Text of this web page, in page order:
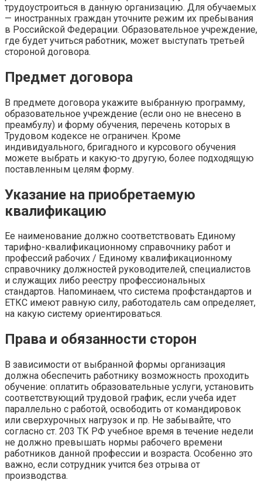
трудоустроиться в данную организацию. Для обучаемых
— иностранных граждан уточните режим их пребывания
в Российской Федерации. Образовательное учреждение,
где будет учиться работник, может выступать третьей
стороной договора.
Предмет договора
В предмете договора укажите выбранную программу,
образовательное учреждение (если оно не внесено в
преамбулу) и форму обучения, перечень которых в
Трудовом кодексе не ограничен. Кроме
индивидуального, бригадного и курсового обучения
можете выбрать и какую-то другую, более подходящую
поставленным целям форму.
Указание на приобретаемую
квалификацию
Ее наименование должно соответствовать Единому
тарифно-квалификационному справочнику работ и
профессий рабочих / Единому квалификационному
справочнику должностей руководителей, специалистов
и служащих либо реестру профессиональных
стандартов. Напоминаем, что система профстандартов и
ЕТКС имеют равную силу, работодатель сам определяет,
на какую систему ориентироваться.
Права и обязанности сторон
В зависимости от выбранной формы организация
должна обеспечить работнику возможность проходить
обучение: оплатить образовательные услуги, установить
соответствующий трудовой график, если учеба идет
параллельно с работой, освободить от командировок
или сверхурочных нагрузок и пр. Не забывайте, что
согласно ст. 203 ТК РФ учебное время в течение недели
не должно превышать нормы рабочего времени
работников данной профессии и возраста. Особенно это
важно, если сотрудник учится без отрыва от
производства.